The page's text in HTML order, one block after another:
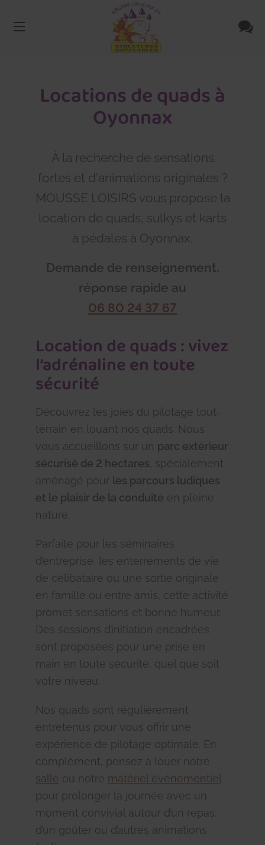
Locations de quads à
Oyonnax
À la recherche de sensations
fortes et d'animations originales ?
MOUSSE LOISIRS vous propose la
location de quads, sulkys et karts
à pédales à Oyonnax.
Demande de renseignement,
réponse rapide au
06 80 24 37 67
Location de quads: vivez
l’adrénaline en toute
sécurité
Découvrez les joies du pilotage tout-
terrain en louant nos quads. Nous
vous accueillons sur un parc extérieur
sécurisé de 2 hectares , spécialement
aménagé pour les parcours ludiques
et le plaisir de la conduite en pleine
nature.
Parfaite pour les séminaires
d’entreprise, les enterrements de vie
de célibataire ou une sortie originale
en famille ou entre amis, cette activité
promet sensations et bonne humeur.
Des sessions d’initiation encadrées
sont proposées pour une prise en
main en toute sécurité, quel que soit
votre niveau.
Nos quads sont régulièrement
entretenus pour vous offrir une
expérience de pilotage optimale. En
complément, pensez à louer notre
salle ou notre matériel événementiel
pour prolonger la journée avec un
moment convivial autour d’un repas,
d’un goûter ou d’autres animations